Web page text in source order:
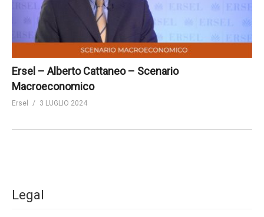
Ersel – Alberto Cattaneo – Scenario
Macroeconomico
Ersel 3 LUGLIO 2024
Legal